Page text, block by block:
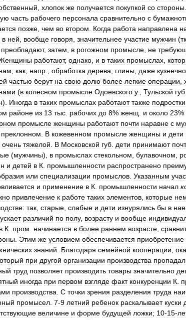
хлопок же получается покупкой со стороны
часть рабочего персонала сравнительно с
позже чем во втором Когда работа направлена
в ней вообще говоря значительнее участие мужчин (
преобладают, затем в рогожном промысле не
работают, однако и в таких промыслах
как напр обработка дерева глины даже
частью берут на свою долю более легкие операции
(в колесном промысле Одоевского у., Тульской губ
). Иногда в таких промыслах работают также подростки
районе из 13 тыс рабочих до 8% женщ и около 23%
промысле женщины работают почти наравне с
преклонном В кожевенном промысле женщины и дети
очень тяжелой В Московской губ дети принимают
(мужчины), в промыслах стекольном булавочном
и детей в К промышленности распространено
или специализации промыслов Указанным
и применение в К промышленности начал
привлечение к работе таких элементов которые
так старые слабые и дети изнурялись бы в
различий по полу, возрасту и вообще
в К пром начинается в более раннем возрасте
Этим же условием обеспечивается приобретение
знаний Благодаря семейной кооперации
при другой организации производства пропадал
труд позволяет производить товары значительно
иногда при первом взгляде факт конкуренции К
производства С точки зрения разделения труда
промысел 7-9 летний ребенок раскалывает куски
величине и форме будущей ложки; 10-15-